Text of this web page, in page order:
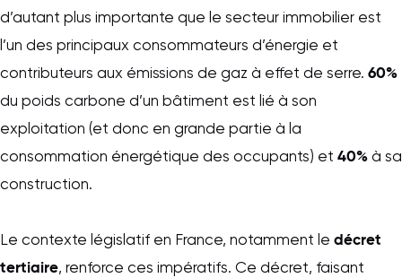
d’autant plus importante que le secteur immobilier est
l’un des principaux consommateurs d’énergie et
contributeurs aux émissions de gaz à effet de serre. 60%
du poids carbone d’un bâtiment est lié à son
exploitation (et donc en grande partie à la
consommation énergétique des occupants) et 40% à sa
construction.
Le contexte législatif en France, notamment le décret
tertiaire, renforce ces impératifs. Ce décret, faisant